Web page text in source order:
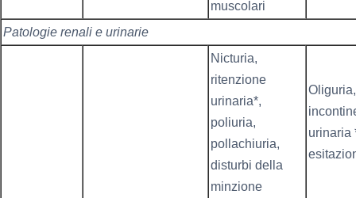
muscolari
Patologie renali e urinarie
Nicturia,
ritenzione
urinaria*,
poliuria,
pollachiuria,
disturbi della
minzione
Oliguria,
urinaria